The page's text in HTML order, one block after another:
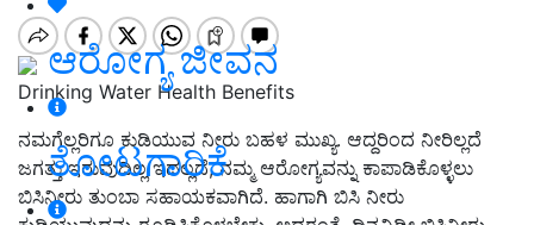
ಆರೋಗ್ಯ ಜೀವನ
ತೋಟಗಾರಿಕೆ
Drinking Water Health Benefits
ನಮಗೆಲ್ಲರಿಗೂ ಕುಡಿಯುವ ನೀರು ಬಹಳ ಮುಖ್ಯ. ಆದ್ದರಿಂದ ನೀರಿಲ್ಲದೆ
ಜಗತ್ತು ಇರುವುದಿಲ್ಲ ಇದಲ್ಲದೆ, ನಮ್ಮ ಆರೋಗ್ಯವನ್ನು ಕಾಪಾಡಿಕೊಳ್ಳಲು
ಬಿಸಿನೀರು ತುಂಬಾ ಸಹಾಯಕವಾಗಿದೆ. ಹಾಗಾಗಿ ಬಿಸಿ ನೀರು